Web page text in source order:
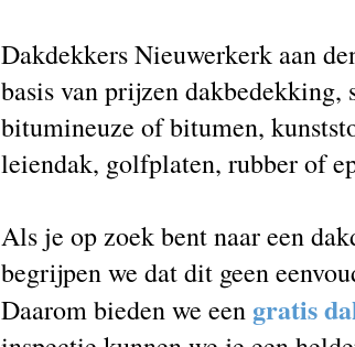
Dakdekkers Nieuwerkerk aan
basis van prijzen
bitumineuze of bitumen,
leiendak, golfplaten, rubber of
Als je op zoek bent naar een
begrijpen we dat dit geen
Daarom bieden we een gratis